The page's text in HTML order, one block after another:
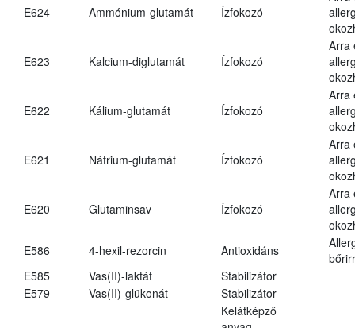
E624 Ammónium-glutamát Ízfokozó
E623 Kalcium-diglutamát Ízfokozó
Arra
E622 Kálium-glutamát Ízfokozó
Arra
E621 Nátrium-glutamát Ízfokozó
Arra
E620 Glutaminsav Ízfokozó
Arra
E586
4-hexil-rezorcin Antioxidáns
E585
Vas(II)-laktát
Stabilizátor
E579
Vas(II)-glükonát Stabilizátor
Kelátképző